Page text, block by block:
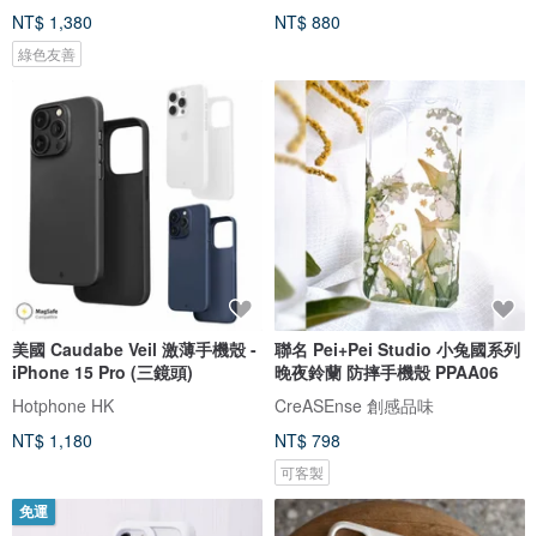
NT$ 1,380
綠色友善
NT$ 880
美國 Caudabe Veil 激薄手機殼 -
iPhone 15 Pro (三鏡頭)
Hotphone HK
NT$ 1,180
聯名 Pei+Pei Studio 小兔國系列
晚夜鈴蘭 防摔手機殼 PPAA06
CreASEnse 創感品味
NT$ 798
可客製
免運